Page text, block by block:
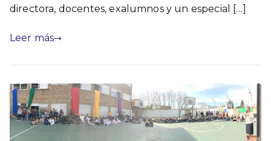
directora, docentes, exalumnos y un especial […]
Leer más